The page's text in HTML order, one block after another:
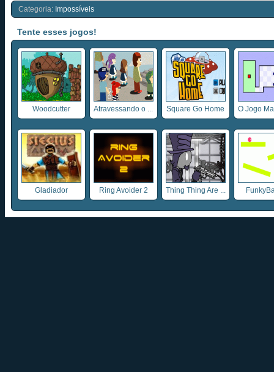
Categoria: Impossíveis
Tente esses jogos!
Woodcutter Atravessando o ... Square Go Home O Jogo
Gladiador Ring Avoider 2 Thing Thing Are ...